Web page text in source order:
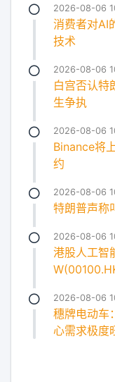
2026-08-06
消费者对AI
技术
2026-08-06
白宫否认特
生争执
2026-08-06
Binance将
约
2026-08-06
特朗普声称
2026-08-06
港股人工智
2026-08-06
穗牌电动车
心需求极度